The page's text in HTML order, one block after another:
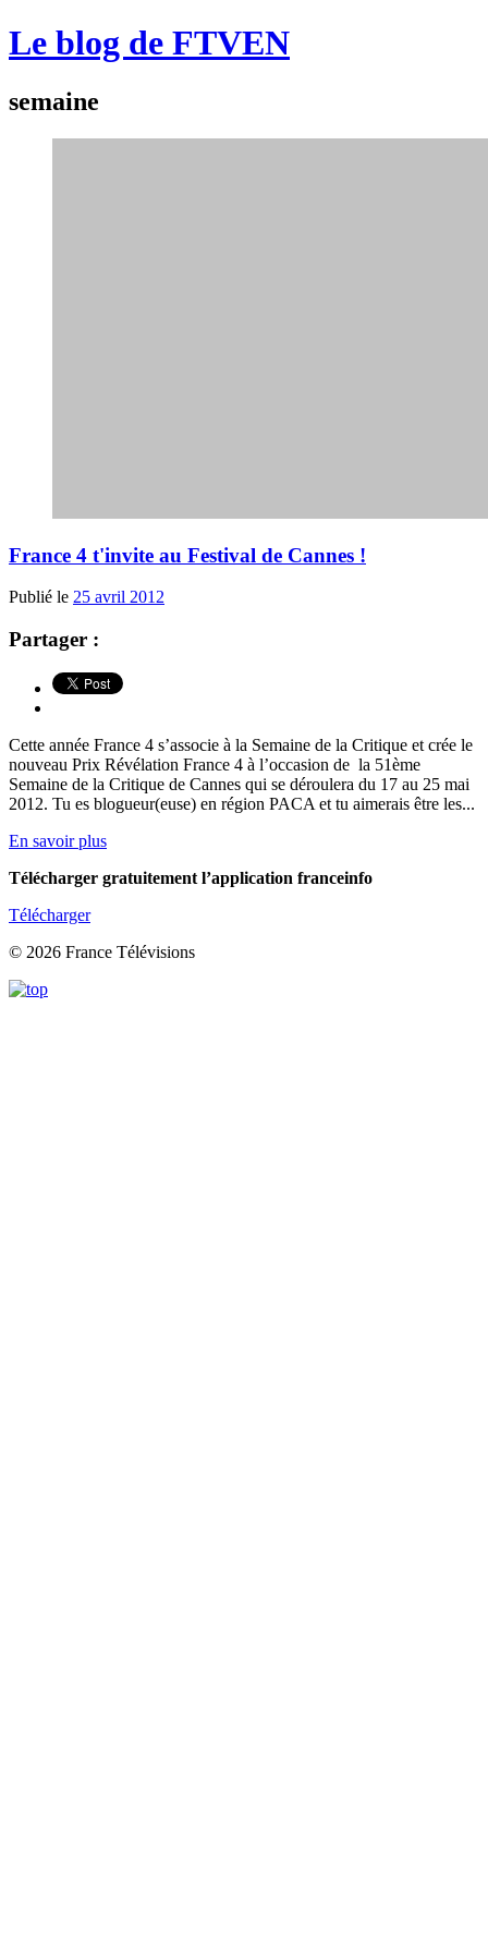
Le blog de FTVEN
semaine
France 4 t'invite au Festival de Cannes !
Publié le 25 avril 2012
Partager :
Cette année France 4 s’associe à la Semaine de la Critique et crée le
nouveau Prix Révélation France 4 à l’occasion de la 51ème
Semaine de la Critique de Cannes qui se déroulera du 17 au 25 mai
2012. Tu es blogueur(euse) en région PACA et tu aimerais être les...
En savoir plus
Télécharger gratuitement l’application franceinfo
Télécharger
© 2026 France Télévisions